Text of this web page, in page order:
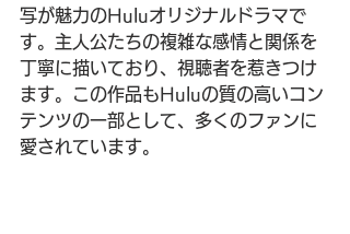
写が魅力のHuluオリジナルドラマで
す。主人公たちの複雑な感情と関係を
丁寧に描いており、視聴者を惹きつけ
ます。この作品もHuluの質の高いコン
テンツの一部として、多くのファンに
愛されています。